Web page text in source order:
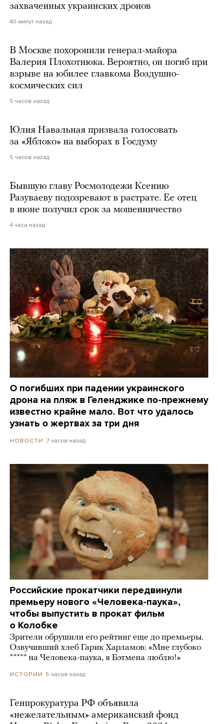
захваченных украинских дронов
40 минут назад
В Москве похоронили генерал-майора
Валерия Плохотнюка. Вероятно, он погиб при
взрыве на юбилее главкома Воздушно-
космических сил
5 часов назад
Юлия Навальная призвала голосовать
за «Яблоко» на выборах в Госдуму
5 часов назад
Бывшую главу Росмолодежи Ксению
Разуваеву подозревают в растрате. Ее отец
в июне получил срок за мошенничество
4 часа назад
О погибших при падении украинского
дрона на пляж в Геленджике по-прежнему
известно крайне мало. Вот что удалось
узнать о жертвах за три дня
НОВОСТИ 7 часов назад
Российские прокатчики передвинули
премьеру нового «Человека-паука»,
чтобы выпустить в прокат фильм
о Колобке
Зрители обрушили его рейтинг еще до премьеры.
Озвучивший хлеб Гарик Харламов: «Мне глубоко
***** на Человека-паука, я Бэтмена люблю!»
ИСТОРИИ 5 часов назад
Генпрокуратура РФ объявила
«нежелательным» американский фонд